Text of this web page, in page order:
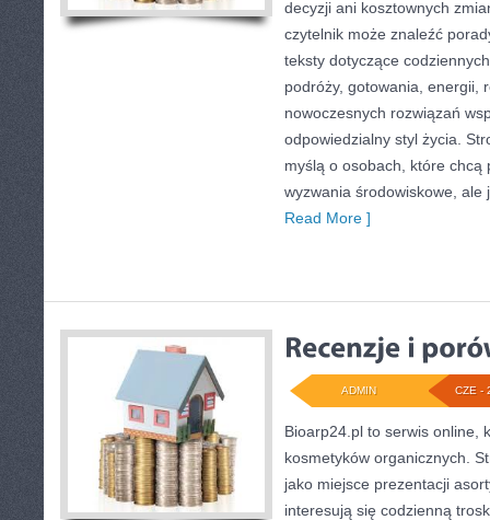
decyzji ani kosztownych
czytelnik może znaleźć
teksty dotyczące
podróży, gotowania, energii,
nowoczesnych rozwiązań
odpowiedzialny styl życia.
myślą o osobach, które chcą
wyzwania środowiskowe, ale
Read More ]
CZE -
ADMIN
Bioarp24.pl to serwis online,
kosmetyków organicznych.
jako miejsce prezentacji
interesują się codzienną